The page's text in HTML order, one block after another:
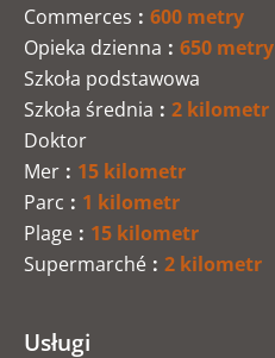
Commerces
600 metry
Opieka dzienna
650 metry
Szkoła podstawowa
Szkoła średnia
2 kilometr
Doktor
Mer
15 kilometr
Parc
1 kilometr
Plage
15 kilometr
Supermarché
2 kilometr
Usługi